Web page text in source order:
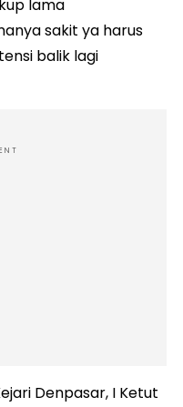
lama
sakit ya harus
balik lagi
Denpasar, I Ketut